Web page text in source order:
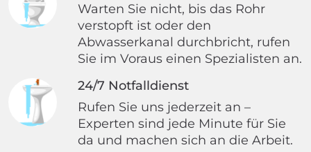
Warten Sie nicht, bis das Rohr
verstopft ist oder den
Abwasserkanal durchbricht, rufen
Sie im Voraus einen Spezialisten an.
24/7 Notfalldienst
Rufen Sie uns jederzeit an –
Experten sind jede Minute für Sie
da und machen sich an die Arbeit.